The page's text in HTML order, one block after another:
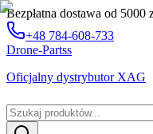
Bezpłatna dostawa od 5000
+48 784-608-733
Drone-Partss
Oficjalny dystrybutor XAG